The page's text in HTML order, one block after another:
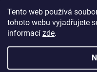
Tento web používá
tohoto webu vyjadřujete
informací zde.
Instagram